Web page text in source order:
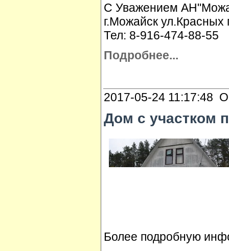
С Уважением
г.Можайск
Тел: 8-916-474-88-55
Подробнее...
2017-05-24 11:17:48
Дом с участком
Более подробную